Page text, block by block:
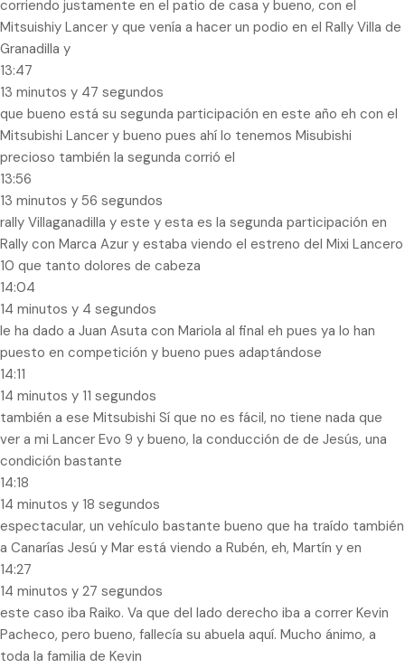
corriendo justamente en el patio de casa y bueno, con el
Mitsuishiy Lancer y que venía a hacer un podio en el Rally Villa de
Granadilla y
13:47
13 minutos y 47 segundos
que bueno está su segunda participación en este año eh con el
Mitsubishi Lancer y bueno pues ahí lo tenemos Misubishi
precioso también la segunda corrió el
13:56
13 minutos y 56 segundos
rally Villaganadilla y este y esta es la segunda participación en
Rally con Marca Azur y estaba viendo el estreno del Mixi Lancero
10 que tanto dolores de cabeza
14:04
14 minutos y 4 segundos
le ha dado a Juan Asuta con Mariola al final eh pues ya lo han
puesto en competición y bueno pues adaptándose
14:11
14 minutos y 11 segundos
también a ese Mitsubishi Sí que no es fácil, no tiene nada que
ver a mi Lancer Evo 9 y bueno, la conducción de de Jesús, una
condición bastante
14:18
14 minutos y 18 segundos
espectacular, un vehículo bastante bueno que ha traído también
a Canarías Jesú y Mar está viendo a Rubén, eh, Martín y en
14:27
14 minutos y 27 segundos
este caso iba Raiko. Va que del lado derecho iba a correr Kevin
Pacheco, pero bueno, fallecía su abuela aquí. Mucho ánimo, a
toda la familia de Kevin